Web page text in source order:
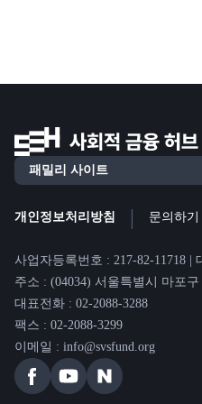
개인정보처리방침 문의하기
사업자등록번호 : 217-82-11718 |
주소 : (04034) 서울특별시 마포
대표전화 : 02-2088-3288
팩스 : 02-2088-3299
이메일 : info@svsfund.org